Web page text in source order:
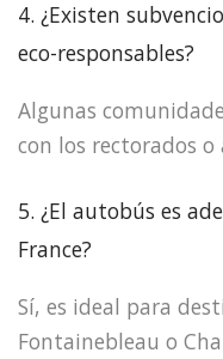
4. ¿Existen
eco-responsables?
Algunas
con los rectorados
5. ¿El autobús es
France?
Sí, es ideal para
Fontainebleau o